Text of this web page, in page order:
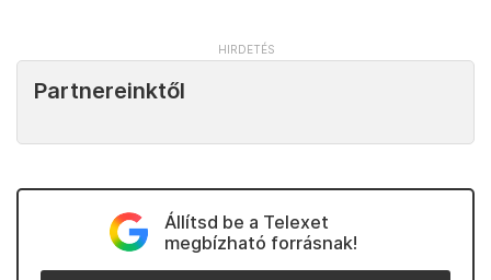
Partnereinktől
Állítsd be a Telexet
megbízható forrásnak!